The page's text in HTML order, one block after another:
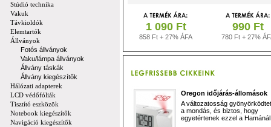
Stúdió technika
Vakuk
Távkioldók
Elemtartók
Állványok
Fotós állványok
Vaku/lámpa állványok
Állvány táskák
Állvány kiegészítők
Hálózati adapterek
LCD védőfóliák
Tisztító eszközök
Notebook kiegészítők
Navigáció kiegészítők
1 090 Ft
858 Ft + 27% ÁFA
990 Ft
780 Ft + 27%
Oregon időjárás-állomások
A változatosság
a mondás, és biztos, hogy
egyetértenek ezzel a